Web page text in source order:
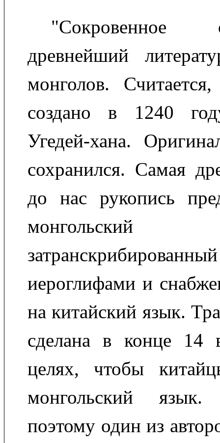
древнейший
монголов.
создано в 1240
Угедей-хана.
сохранился. Самая
до нас рукопись
иероглифами и
на китайский язык.
сделана в конце 14
целях, чтобы
монгольский
поэтому один из